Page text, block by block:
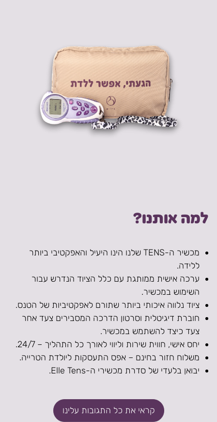
למה אותנו?
מכשיר ה-TENS שלנו הינו היעיל והאפקטיבי ביותר
ללידה.
ערכה אישית ממותגת עם כלל הציוד הנדרש עבור
השימוש במכשיר.
ציוד נלווה איכותי ביותר שתורם לאפקטיביות של הטנס.
חוברת דיגיטלית וסרטון הדרכה המסבירים צעד אחר
צעד כיצד להשתמש במכשיר.
יחס אישי, חווית שירות וליווי לאורך כל התהליך – 24/7.
משלוח חזור בחינם – אפס התעסקות ליולדת הטרייה.
יבואן בלעדי של סדרת מכשירי ה-Elle Tens.
קראי את כל התגובות עלינו